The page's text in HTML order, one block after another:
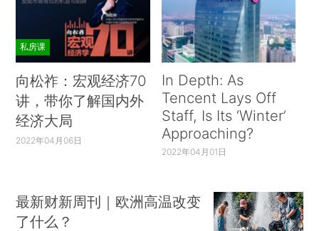
私房课
向松祚：宏观经济70
讲，带你了解国内外
经济大局
2022年04月06日
In Depth: As
Tencent Lays Off
Staff, Is Its ‘Winter’
Approaching?
2022年04月01日
最新财新周刊｜欧洲高温改变
了什么？